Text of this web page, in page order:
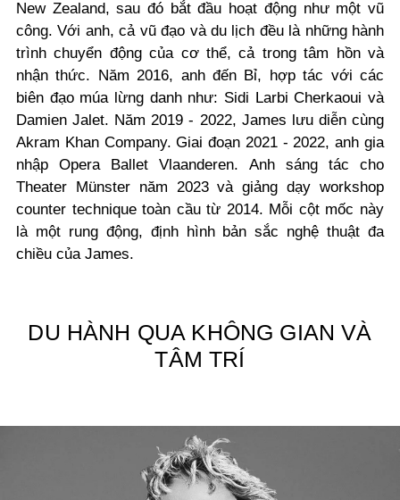
New Zealand, sau đó bắt đầu hoạt động như một vũ
công. Với anh, cả vũ đạo và du lịch đều là những hành
trình chuyển động của cơ thể, cả trong tâm hồn và
nhận thức. Năm 2016, anh đến Bỉ, hợp tác với các
biên đạo múa lừng danh như: Sidi Larbi Cherkaoui và
Damien Jalet. Năm 2019 - 2022, James lưu diễn cùng
Akram Khan Company. Giai đoạn 2021 - 2022, anh gia
nhập Opera Ballet Vlaanderen. Anh sáng tác cho
Theater Münster năm 2023 và giảng dạy workshop
counter technique toàn cầu từ 2014. Mỗi cột mốc này
là một rung động, định hình bản sắc nghệ thuật đa
chiều của James.
DU HÀNH QUA KHÔNG GIAN VÀ
TÂM TRÍ